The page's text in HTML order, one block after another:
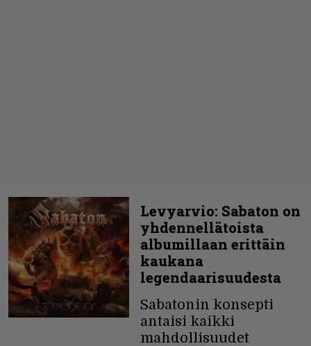
Levyarvio: Sabaton on
yhdennellätoista
albumillaan erittäin
kaukana
legendaarisuudesta
Sabatonin konsepti
antaisi kaikki
mahdollisuudet